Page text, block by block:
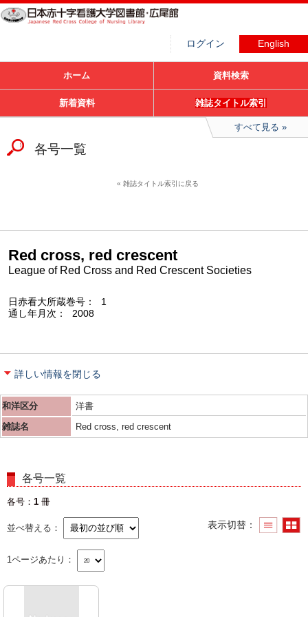
ログイン English
ホーム 資料検索
新着資料 雑誌タイトル索引
すべて見る
各号一覧
雑誌タイトル索引に戻る
Red cross, red crescent
League of Red Cross and Red Crescent Societies
日赤看大所蔵巻号
1
通し年月次
2008
詳しい情報を閉じる
和洋区分
洋書
雑誌名
Red cross, red crescent
各号一覧
各号 1 冊
並べ替える 表示切替
1ページあたり